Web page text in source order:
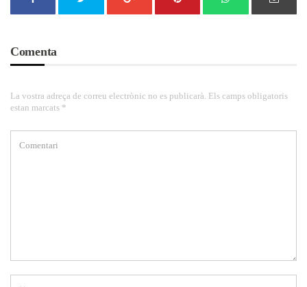
Comenta
La vostra adreça de correu electrònic no es publicarà. Els camps obligatoris
estan marcats *